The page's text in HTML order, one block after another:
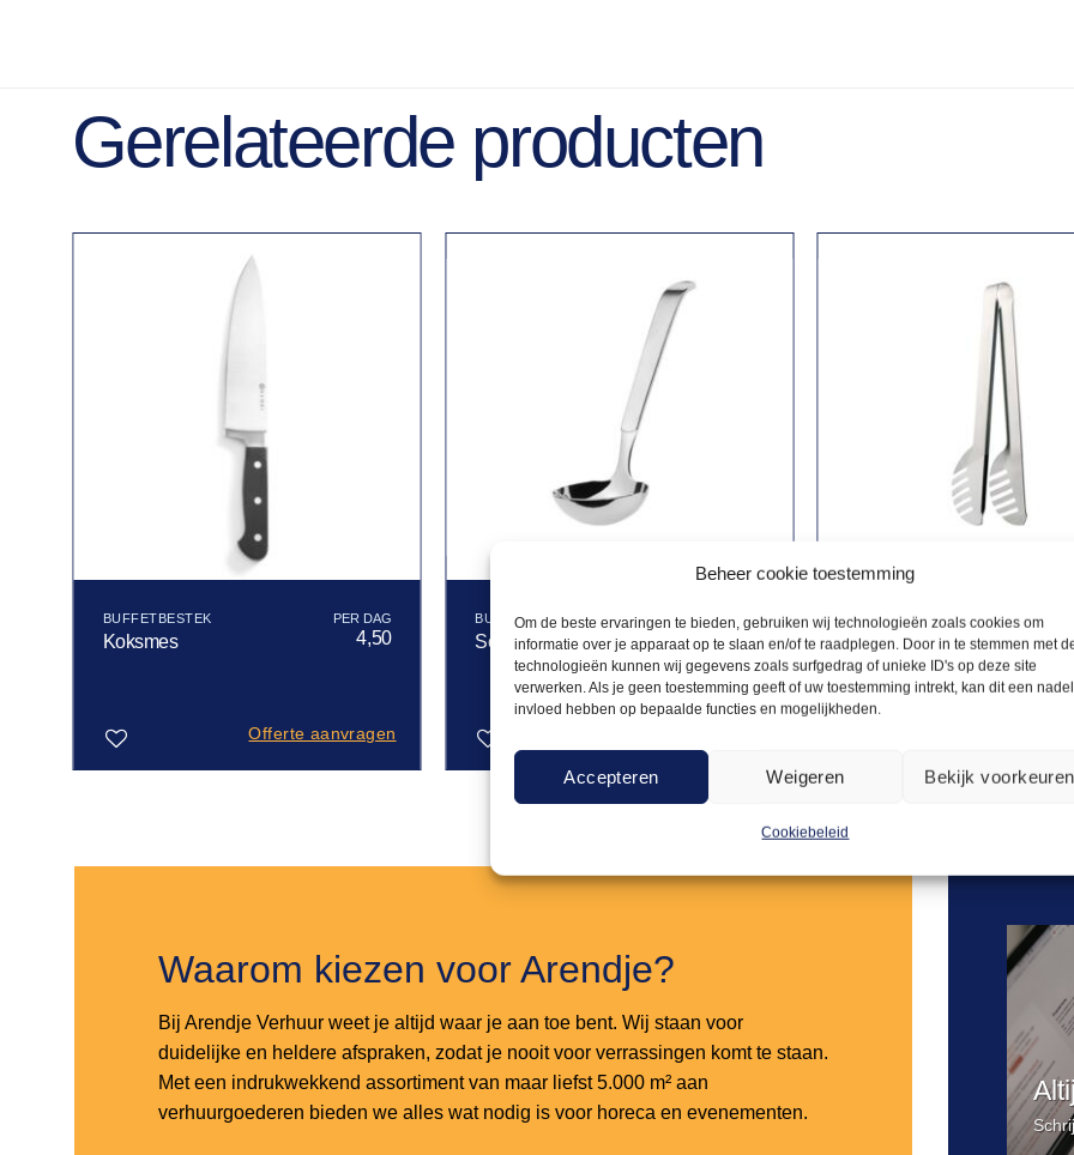
Beheer cookie toestemming
Om de beste ervaringen te bieden, gebruiken wij technologieën zoals cookies om
informatie over je apparaat op te slaan en/of te raadplegen. Door in te stemmen met
technologieën kunnen wij gegevens zoals surfgedrag of unieke ID's op deze site
verwerken. Als je geen toestemming geeft of uw toestemming intrekt, kan dit een
invloed hebben op bepaalde functies en mogelijkheden.
Accepteren Weigeren Bekijk voorkeuren
Cookiebeleid
Gerelateerde producten
BUFFETBESTEK
Koksmes 4,50
Offerte aanvragen
BUFFETBESTEK
Soepopscheplepel 1,60
BUFFETBESTEK
Slatang
Offerte
aan
Waarom kiezen voor Arendje?
Bij Arendje Verhuur weet je altijd waar je aan toe bent. Wij staan voor
duidelijke en heldere afspraken, zodat je nooit voor verrassingen komt te staan.
Met een indrukwekkend assortiment van maar liefst 5.000 m² aan
verhuurgoederen bieden we alles wat nodig is voor horeca en evenementen.